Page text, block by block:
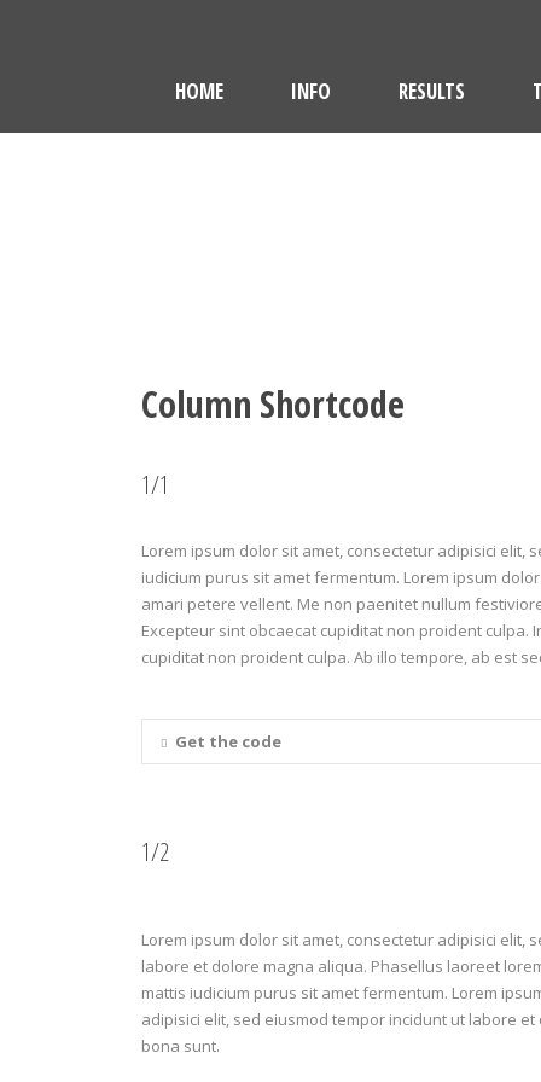
HOME INFO RESULTS
Column Shortcode
1/1
Lorem ipsum dolor sit amet, consectetur adipisici
iudicium purus sit amet fermentum. Lorem ipsum
amari petere vellent. Me non paenitet nullum
Excepteur sint obcaecat cupiditat non proident
cupiditat non proident culpa. Ab illo tempore, ab est
Get the code
1/2
Lorem ipsum dolor sit amet, consectetur adipisici elit,
labore et dolore magna aliqua. Phasellus laoreet
mattis iudicium purus sit amet fermentum. Lorem
adipisici elit, sed eiusmod tempor incidunt ut labore
bona sunt.